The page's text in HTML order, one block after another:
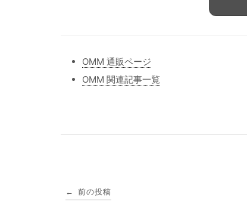
OMM 通販ページ
OMM 関連記事一覧
← 前の投稿